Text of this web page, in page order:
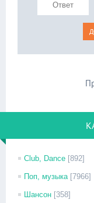
Club, Dance [892]
Поп, музыка [7966]
Шансон [358]